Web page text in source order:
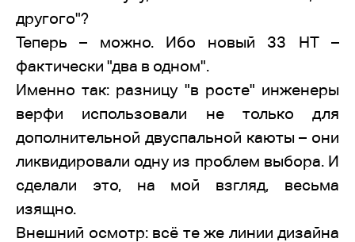
другого"?
Теперь – можно. Ибо новый 33 HT –
фактически "два в одном".
Именно так: разницу "в росте" инженеры
верфи использовали не только для
дополнительной двуспальной каюты – они
ликвидировали одну из проблем выбора. И
сделали это, на мой взгляд, весьма
изящно.
Внешний осмотр: всё те же линии дизайна